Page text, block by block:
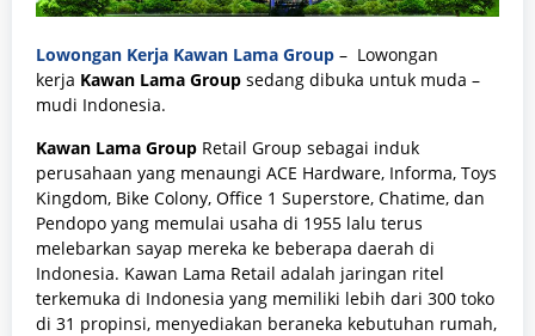
Lowongan Kerja Kawan Lama Group – Lowongan
kerja Kawan Lama Group sedang dibuka untuk muda –
mudi Indonesia.
Kawan Lama Group Retail Group sebagai induk
perusahaan yang menaungi ACE Hardware, Informa, Toys
Kingdom, Bike Colony, Office 1 Superstore, Chatime, dan
Pendopo yang memulai usaha di 1955 lalu terus
melebarkan sayap mereka ke beberapa daerah di
Indonesia. Kawan Lama Retail adalah jaringan ritel
terkemuka di Indonesia yang memiliki lebih dari 300 toko
di 31 propinsi, menyediakan beraneka kebutuhan rumah,